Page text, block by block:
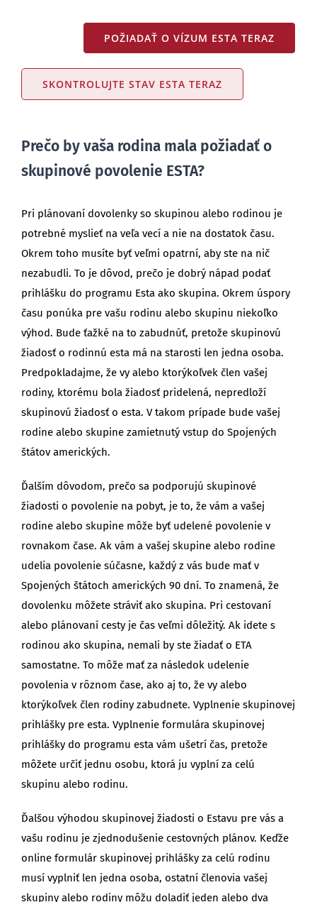
POŽIADAŤ O VÍZUM ESTA TERAZ
SKONTROLUJTE STAV ESTA TERAZ
Prečo by vaša rodina mala požiadať o
skupinové povolenie ESTA?
Pri plánovaní dovolenky so skupinou alebo rodinou je
potrebné myslieť na veľa vecí a nie na dostatok času.
Okrem toho musíte byť veľmi opatrní, aby ste na nič
nezabudli. To je dôvod, prečo je dobrý nápad podať
prihlášku do programu Esta ako skupina. Okrem úspory
času ponúka pre vašu rodinu alebo skupinu niekoľko
výhod. Bude ťažké na to zabudnúť, pretože skupinovú
žiadosť o rodinnú esta má na starosti len jedna osoba.
Predpokladajme, že vy alebo ktorýkoľvek člen vašej
rodiny, ktorému bola žiadosť pridelená, nepredloží
skupinovú žiadosť o esta. V takom prípade bude vašej
rodine alebo skupine zamietnutý vstup do Spojených
štátov amerických.
Ďalším dôvodom, prečo sa podporujú skupinové
žiadosti o povolenie na pobyt, je to, že vám a vašej
rodine alebo skupine môže byť udelené povolenie v
rovnakom čase. Ak vám a vašej skupine alebo rodine
udelia povolenie súčasne, každý z vás bude mať v
Spojených štátoch amerických 90 dní. To znamená, že
dovolenku môžete stráviť ako skupina. Pri cestovaní
alebo plánovaní cesty je čas veľmi dôležitý. Ak idete s
rodinou ako skupina, nemali by ste žiadať o ETA
samostatne. To môže mať za následok udelenie
povolenia v rôznom čase, ako aj to, že vy alebo
ktorýkoľvek člen rodiny zabudnete. Vyplnenie skupinovej
prihlášky pre esta. Vyplnenie formulára skupinovej
prihlášky do programu esta vám ušetrí čas, pretože
môžete určiť jednu osobu, ktorá ju vyplní za celú
skupinu alebo rodinu.
Ďalšou výhodou skupinovej žiadosti o Estavu pre vás a
vašu rodinu je zjednodušenie cestovných plánov. Keďže
online formulár skupinovej prihlášky za celú rodinu
musí vyplniť len jedna osoba, ostatní členovia vašej
skupiny alebo rodiny môžu doladiť jeden alebo dva